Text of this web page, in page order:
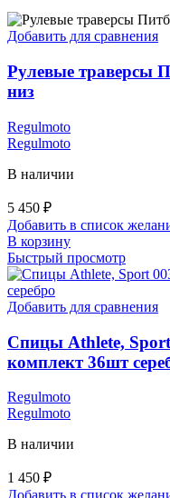
Добавить для сравнения
Рулевые траверсы
низ
Regulmoto
Regulmoto
В наличии
5 450 ₽
Добавить в список
В корзину
Быстрый просмотр
Добавить для сравнения
Спицы Athlete,
комплект 36шт
Regulmoto
Regulmoto
В наличии
1 450 ₽